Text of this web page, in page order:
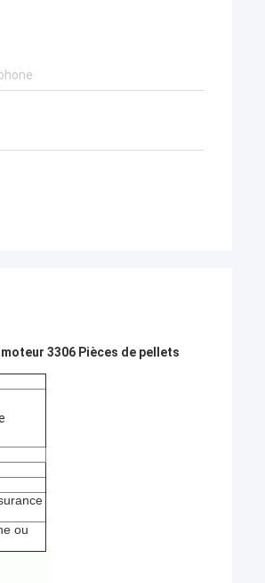
3306 Pièces de pellets
ou